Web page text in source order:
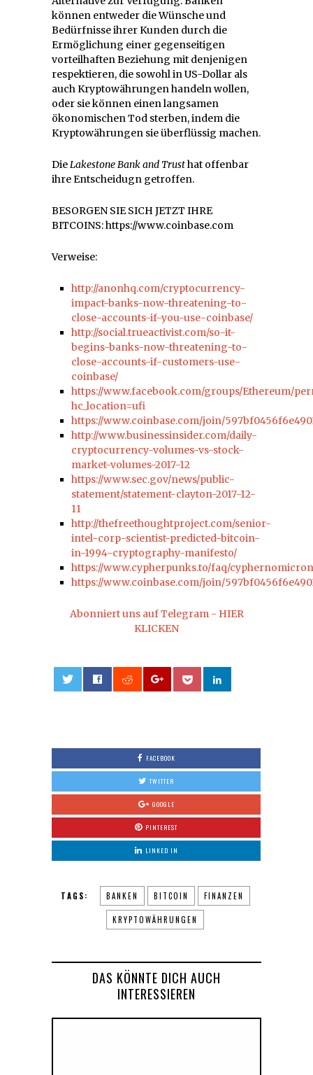
können entweder die Wünsche und
Bedürfnisse ihrer Kunden durch die
Ermöglichung einer gegenseitigen
vorteilhaften Beziehung mit denjenigen
respektieren, die sowohl in US-Dollar als
auch Kryptowährungen handeln wollen,
oder sie können einen langsamen
ökonomischen Tod sterben, indem die
Kryptowährungen sie überflüssig machen.
DieLakestone Bank and Trusthat offenbar
ihre Entscheidugn getroffen.
BESORGEN SIE SICH JETZT IHRE
BITCOINS: https://www.coinbase.com
Verweise:
http://anonhq.com/cryptocurrency-
impact-banks-now-threatening-to-
close-accounts-if-you-use-coinbase/
http://social.trueactivist.com/so-it-
begins-banks-now-threatening-to-
close-accounts-if-customers-use-
coinbase/
https://www.facebook.com/groups/Ethereum/
hc_location=ufi
https://www.coinbase.com/join/
http://www.businessinsider.com/daily-
cryptocurrency-volumes-vs-stock-
market-volumes-2017-12
https://www.sec.gov/news/public-
statement/statement-clayton-2017-12-
11
http://thefreethoughtproject.com/senior-
intel-corp-scientist-predicted-bitcoin-
in-1994-cryptography-manifesto/
https://www.cypherpunks.to/faq/
https://www.coinbase.com/join/
Abonniert uns auf Telegram - HIER
KLICKEN
FACEBOOK
TWITTER
GOOGLE
PINTEREST
LINKED IN
TAGS: BANKEN BITCOIN FINANZEN
KRYPTOWÄHRUNGEN
DAS KÖNNTE DICH AUCH
INTERESSIEREN